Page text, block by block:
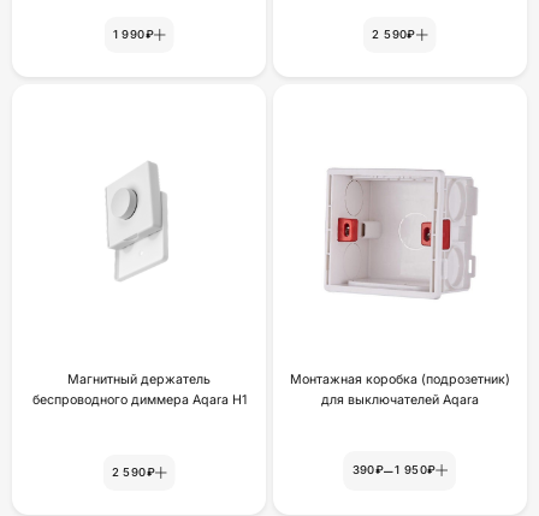
1 990₽ 2 590₽
Магнитный держатель
беспроводного диммера Aqara H1
2 590₽
Монтажная коробка (подрозетник)
для выключателей Aqara
390₽–1 950₽